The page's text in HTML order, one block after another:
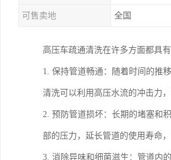
可售卖地 全国
高压车疏通清洗在许多方面都具
1. 保持管道畅通：随着时间的推
清洗可以利用高压水流的冲击力
2. 预防管道损坏：长期的堵塞和
部的压力，延长管道的使用寿命
3. 消除异味和细菌滋生：管道内